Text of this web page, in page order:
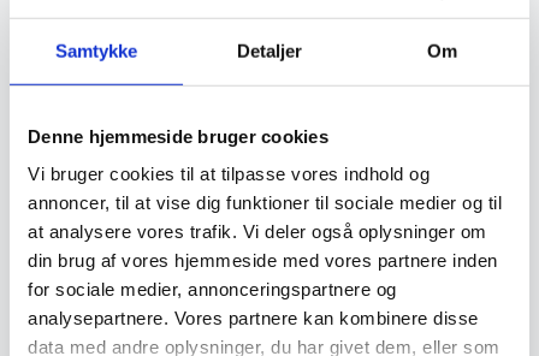
Samtykke Detaljer Om
Denne hjemmeside bruger cookies
Vi bruger cookies til at tilpasse vores indhold og
annoncer, til at vise dig funktioner til sociale medier og til
at analysere vores trafik. Vi deler også oplysninger om
din brug af vores hjemmeside med vores partnere inden
for sociale medier, annonceringspartnere og
analysepartnere. Vores partnere kan kombinere disse
data med andre oplysninger, du har givet dem, eller som
Åndedrætsværn
Beklædning
Byudstyr
Afspærring
Handsker
Hygiejne
Kemi håndtering
Plejeprodukter
Sikkerhedsfodtøj
Såler
Sandal
Sko
Støvler